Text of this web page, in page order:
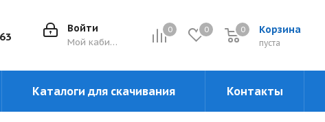
0 0 Корзина
0
пуста
0
Войти
Мой кабинет
Каталоги для скачивания Контакты